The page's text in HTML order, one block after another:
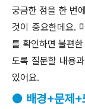
궁금한 점을 한 번
것이 중요한데요.
를 확인하면 불편
도록 질문할 내용
있어요.
● 배경+문제+